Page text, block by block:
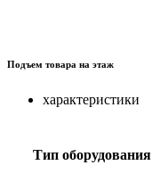
Подъем товара на этаж
характеристики
Тип оборудования